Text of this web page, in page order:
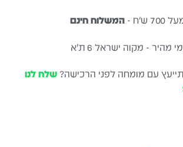
ש״ח - המשלוח חינם
מהיר - מקוה ישראל 6 ת״א
עם מומחה לפני הרכישה? שלח לנו